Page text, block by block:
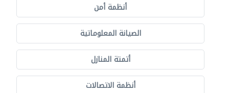
أنظمة أمن
الصيانة المعلوماتية
أتمتة المنازل
أنظمة الاتصالات